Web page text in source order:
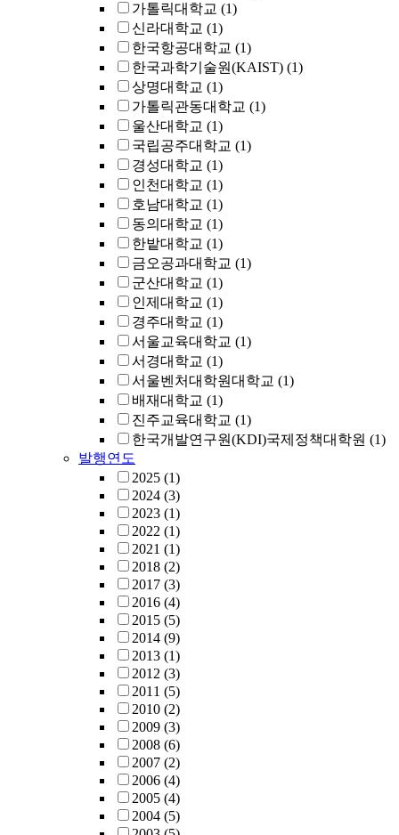
가톨릭대학교 (1)
신라대학교 (1)
한국항공대학교 (1)
한국과학기술원(KAIST) (1)
상명대학교 (1)
가톨릭관동대학교 (1)
울산대학교 (1)
국립공주대학교 (1)
경성대학교 (1)
인천대학교 (1)
호남대학교 (1)
동의대학교 (1)
한밭대학교 (1)
금오공과대학교 (1)
군산대학교 (1)
인제대학교 (1)
경주대학교 (1)
서울교육대학교 (1)
서경대학교 (1)
서울벤처대학원대학교 (1)
배재대학교 (1)
진주교육대학교 (1)
한국개발연구원(KDI)국제정책대학원 (1)
발행연도
2025 (1)
2024 (3)
2023 (1)
2022 (1)
2021 (1)
2018 (2)
2017 (3)
2016 (4)
2015 (5)
2014 (9)
2013 (1)
2012 (3)
2011 (5)
2010 (2)
2009 (3)
2008 (6)
2007 (2)
2006 (4)
2005 (4)
2004 (5)